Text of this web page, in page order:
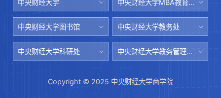
中央财经大学 中央财经大学MBA教育中心
中央财经大学图书馆 中央财经大学教务处
中央财经大学科研处 中央财经大学教务管理系统
Copyright © 2025 中央财经大学商学院